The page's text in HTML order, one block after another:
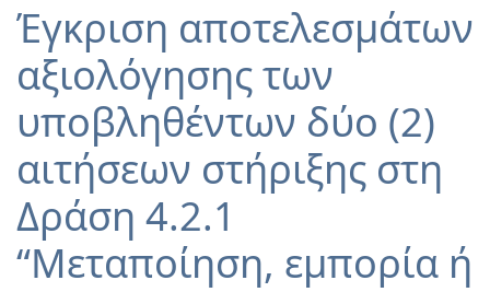
Έγκριση αποτελεσμάτων
αξιολόγησης των
υποβληθέντων δύο (2)
αιτήσεων στήριξης στη
Δράση 4.2.1
“Μεταποίηση, εμπορία ή